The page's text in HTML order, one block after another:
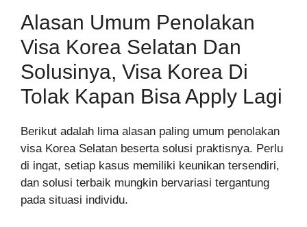
Alasan Umum Penolakan
Visa Korea Selatan Dan
Solusinya, Visa Korea Di
Tolak Kapan Bisa Apply Lagi
Berikut adalah lima alasan paling umum penolakan
visa Korea Selatan beserta solusi praktisnya. Perlu
di ingat, setiap kasus memiliki keunikan tersendiri,
dan solusi terbaik mungkin bervariasi tergantung
pada situasi individu.